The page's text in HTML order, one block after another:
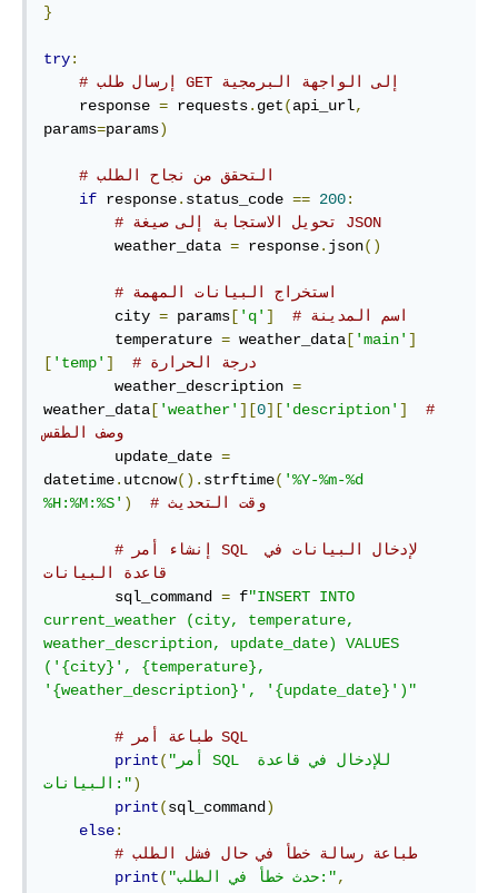
}
try:
# إرسال طلب GET إلى الواجهة البرمجية
    response
= requests. get(api_url,
params=params)
# التحقق من نجاح الطلب
if response. status_code == 200:
# تحويل الاستجابة إلى صيغة JSON
        weather_data
= response. json()
# استخراج البيانات المهمة
        city
= params [ 'q' ]
# اسم المدينة
        temperature
= weather_data [ 'main' ]
[ 'temp' ]
# درجة الحرارة
        weather_description
=
weather_data [ 'weather' ][0][ 'description' ]
#
وصف الطقس
        update_date
=
datetime. utcnow(). strftime( '%Y-%m-%d
%H:%M:%S' ) # وقت التحديث
# إنشاء أمر SQL لإدخال البيانات في
قاعدة البيانات
        sql_command
= f"INSERT INTO
current_weather (city, temperature,
weather_description, update_date) VALUES
('{city}', {temperature},
'{weather_description}', '{update_date}')"
# طباعة أمر SQL
print( "أمر SQL للإدخال في قاعدة
البيانات:")
print(sql_command)
else:
# طباعة رسالة خطأ في حال فشل الطلب
print( "حدث خطأ في الطلب:",